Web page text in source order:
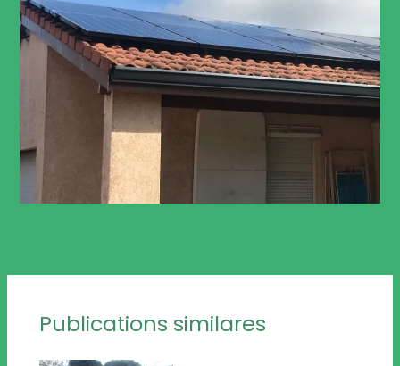
Publications similares